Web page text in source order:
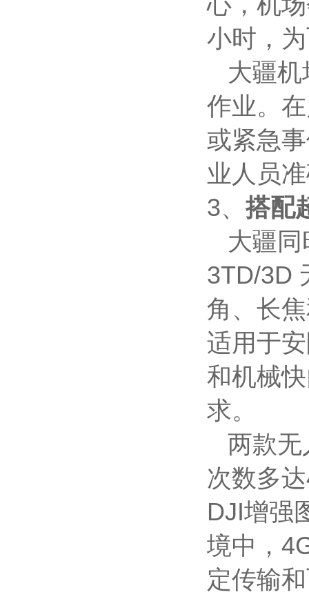
小时，
大疆机
作业。
或紧急
业人员
3、 搭配
大疆同
3TD/3D
角、长
适用于
和机械
求。
两款无
次数多
DJI增强
境中，
定传输